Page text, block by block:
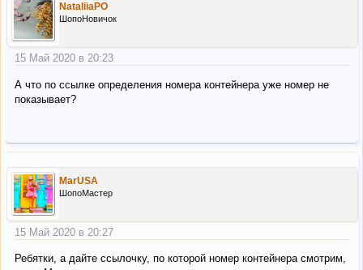
NataliiaPO
ШопоНовичок
15 Май 2020 в 20:23
А что по ссылке определения номера контейнера уже номер не
показывает?
MarUSA
ШопоМастер
15 Май 2020 в 20:27
Ребятки, а дайте ссылочку, по которой номер контейнера смотрим,